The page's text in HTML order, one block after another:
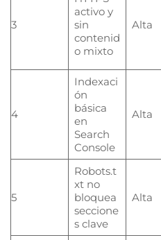
3
activo y
sin
contenid
o mixto
Alta
4
Indexaci
ón
básica
en
Search
Console
Alta
5
Robots.t
xt no
bloquea
seccione
s clave
Alta